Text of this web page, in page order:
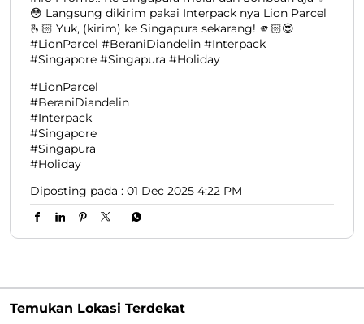
#LionParcel #BeraniDiandelin #Interpack
#Singapore #Singapura #Holiday